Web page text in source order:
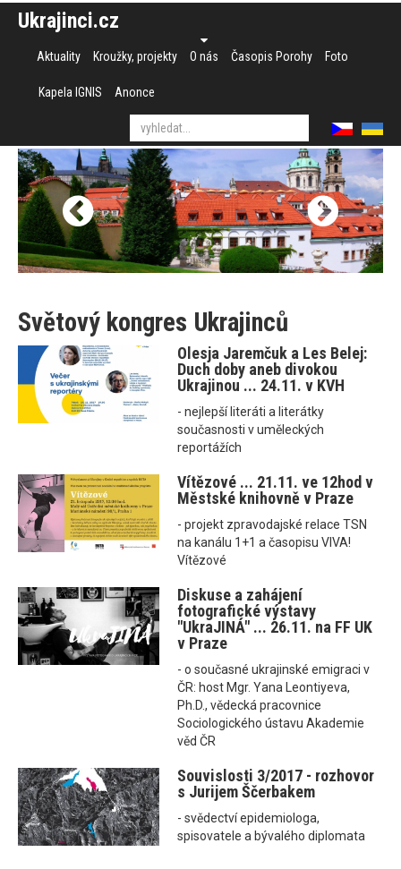
Ukrajinci.cz
Aktuality Kroužky, projekty O nás Časopis Porohy Foto
Kapela IGNIS Anonce
Světový kongres Ukrajinců
Olesja Jaremčuk a Les Belej:
Duch doby aneb divokou
Ukrajinou ... 24.11. v KVH
- nejlepší literáti a literátky
současnosti v uměleckých
reportážích
Vítězové ... 21.11. ve 12hod v
Městské knihovně v Praze
- projekt zpravodajské relace TSN
na kanálu 1+1 a časopisu VIVA!
Vítězové
Diskuse a zahájení
fotografické výstavy
"UkraJINÁ" ... 26.11. na FF UK
v Praze
- o současné ukrajinské emigraci v
ČR: host Mgr. Yana Leontiyeva,
Ph.D., vědecká pracovnice
Sociologického ústavu Akademie
věd ČR
Souvislosti 3/2017 - rozhovor
s Jurijem Ščerbakem
- svědectví epidemiologa,
spisovatele a bývalého diplomata